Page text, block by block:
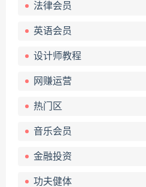
法律会员
英语会员
设计师教程
网赚运营
热门区
音乐会员
金融投资
功夫健体